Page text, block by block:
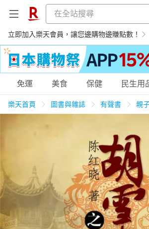
立即加入樂天會員，讓您邊購物邊賺點數！
購物網分類
養生保健
居家生活 3C家電 運動休
男裝 化妝保
免運 美食 保健 民生用
樂天首頁 圖書與雜誌 有聲書 親